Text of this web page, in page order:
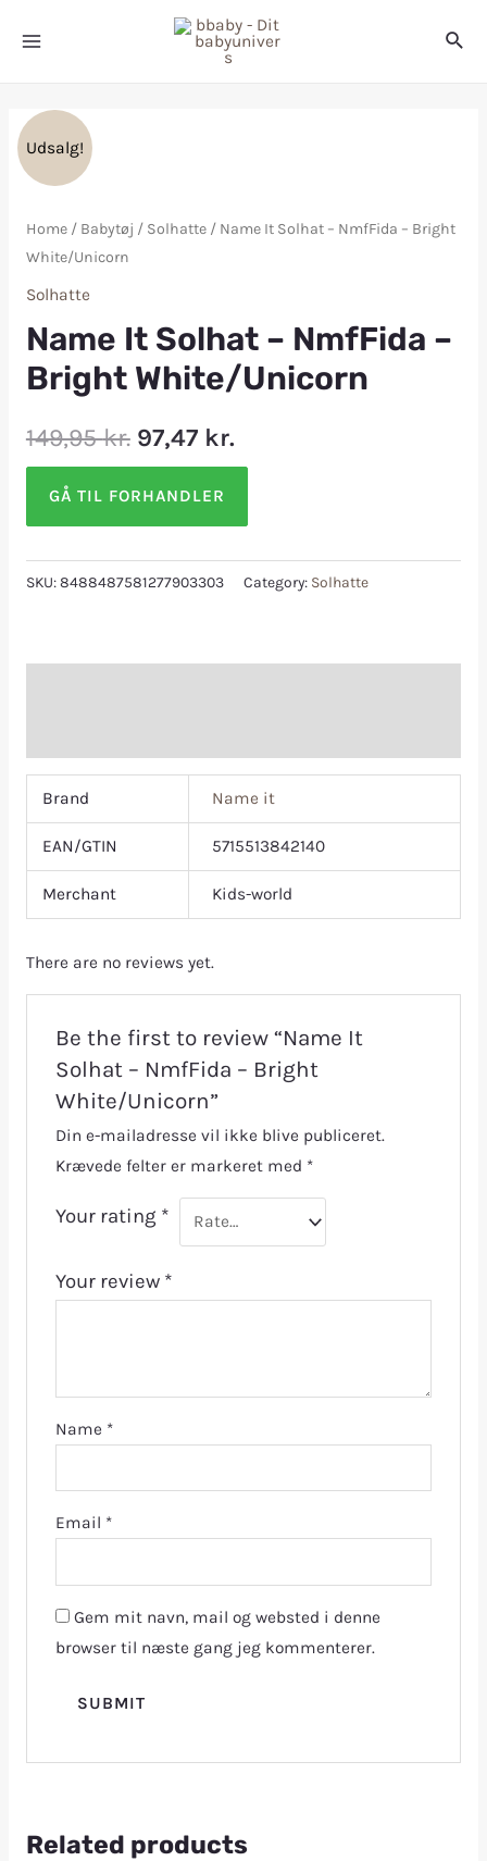
Udsalg!
Home/ Babytøj / Solhatte/ Name It Solhat – NmfFida – Bright
White/Unicorn
Solhatte
Name It Solhat – NmfFida –
Bright White/Unicorn
149,95kr. 97,47 kr.
GÅ TIL FORHANDLER
SKU:8488487581277903303 Category: Solhatte
Brand Name it
EAN/GTIN 5715513842140
Merchant Kids-world
There are no reviews yet.
Be the first to review “Name It
Solhat – NmfFida – Bright
White/Unicorn”
Din e-mailadresse vil ikke blive publiceret.
Krævede felter er markeret med *
Your rating *
Your review *
Name *
Email *
Gem mit navn, mail og websted i denne
browser til næste gang jeg kommenterer.
Related products